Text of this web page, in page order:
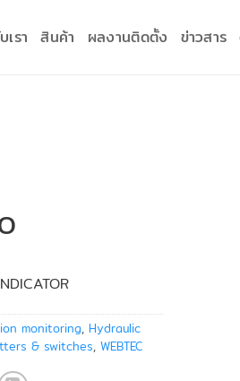
เรา สินค้า ผลงานติดตั้ง ข่าวสาร
monitoring, Hydraulic
& switches, WEBTEC